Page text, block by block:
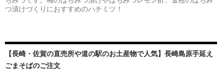
つ漬けづくりにおすすめのハチミツ！
【長崎・佐賀の直売所や道の駅のお土産物で人気】長崎島原手延え
ごまそばのご注文